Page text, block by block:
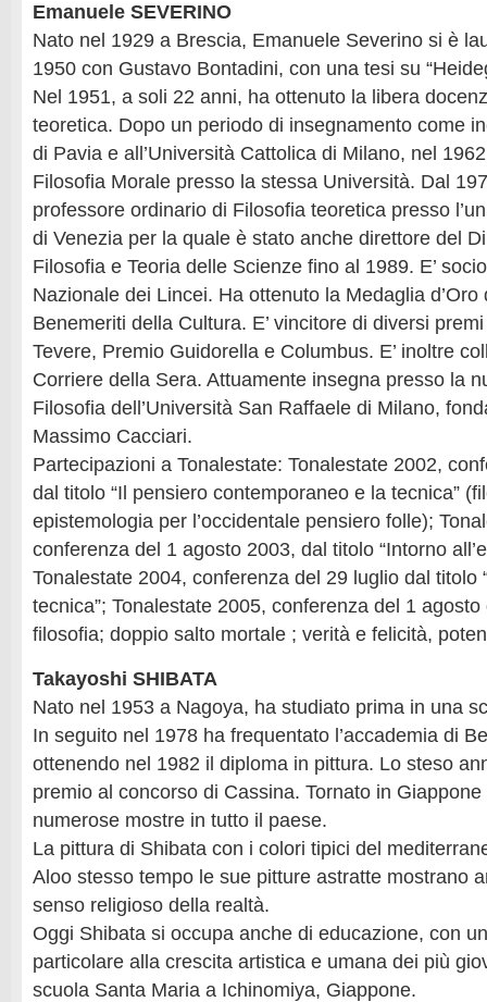
Emanuele SEVERINO
Nato nel 1929 a Brescia, Emanuele Severino si è
1950 con Gustavo Bontadini, con una tesi su
Nel 1951, a soli 22 anni, ha ottenuto la libera
teoretica. Dopo un periodo di insegnamento come
di Pavia e all’Università Cattolica di Milano, nel
Filosofia Morale presso la stessa Università. Dal
professore ordinario di Filosofia teoretica presso
di Venezia per la quale è stato anche direttore del
Filosofia e Teoria delle Scienze fino al 1989. E’
Nazionale dei Lincei. Ha ottenuto la Medaglia
Benemeriti della Cultura. E’ vincitore di diversi
Tevere, Premio Guidorella e Columbus. E’ inoltre
Corriere della Sera. Attuamente insegna presso la
Filosofia dell’Università San Raffaele di Milano,
Massimo Cacciari.
Partecipazioni a Tonalestate: Tonalestate 2002,
dal titolo “Il pensiero contemporaneo e la tecnica”
epistemologia per l’occidentale pensiero folle);
conferenza del 1 agosto 2003, dal titolo “Intorno
Tonalestate 2004, conferenza del 29 luglio dal titolo
tecnica”; Tonalestate 2005, conferenza del 1 agosto
filosofia; doppio salto mortale ; verità e felicità,
Takayoshi SHIBATA
Nato nel 1953 a Nagoya, ha studiato prima in una
In seguito nel 1978 ha frequentato l’accademia di
ottenendo nel 1982 il diploma in pittura. Lo steso
premio al concorso di Cassina. Tornato in
numerose mostre in tutto il paese.
La pittura di Shibata con i colori tipici del
Aloo stesso tempo le sue pitture astratte mostrano
senso religioso della realtà.
Oggi Shibata si occupa anche di educazione, con
particolare alla crescita artistica e umana dei più
scuola Santa Maria a Ichinomiya, Giappone.